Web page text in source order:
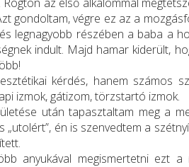
gondoltam, végre ez az a
legnagyobb részében a baba a
indult. Majd hamar kiderült,
kérdés, hanem számos
izmok, gátizom, törzstartó izmok.
után tapasztaltam meg a
én is szenvedtem a
anyukával megismertetni ezt a